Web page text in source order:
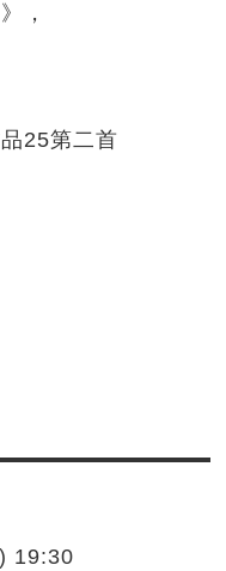
，
25第二首
19:30